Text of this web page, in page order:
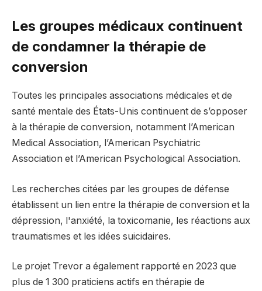
Les groupes médicaux continuent
de condamner la thérapie de
conversion
Toutes les principales associations médicales et de
santé mentale des États-Unis continuent de s’opposer
à la thérapie de conversion, notamment l’American
Medical Association, l’American Psychiatric
Association et l’American Psychological Association.
Les recherches citées par les groupes de défense
établissent un lien entre la thérapie de conversion et la
dépression, l'anxiété, la toxicomanie, les réactions aux
traumatismes et les idées suicidaires.
Le projet Trevor a également rapporté en 2023 que
plus de 1 300 praticiens actifs en thérapie de